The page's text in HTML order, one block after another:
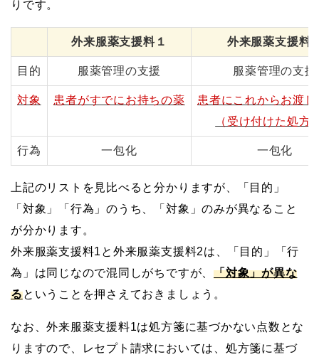
りです。
外来服薬支援料１ 外来服薬支援料
目的 服薬管理の支援 服薬管理の支援
対象 患者がすでにお持ちの薬
患者にこれからお渡
（受け付けた処方
行為 一包化 一包化
上記のリストを見比べると分かりますが、「目的」
「対象」「行為」のうち、「対象」のみが異なること
が分かります。
外来服薬支援料1と外来服薬支援料2は、「目的」「行
為」は同じなので混同しがちですが、「対象」が異な
るということを押さえておきましょう。
なお、外来服薬支援料1は処方箋に基づかない点数とな
りますので、レセプト請求においては、処方箋に基づ